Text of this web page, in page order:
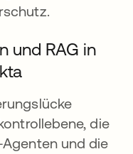
und RAG in
die
und die